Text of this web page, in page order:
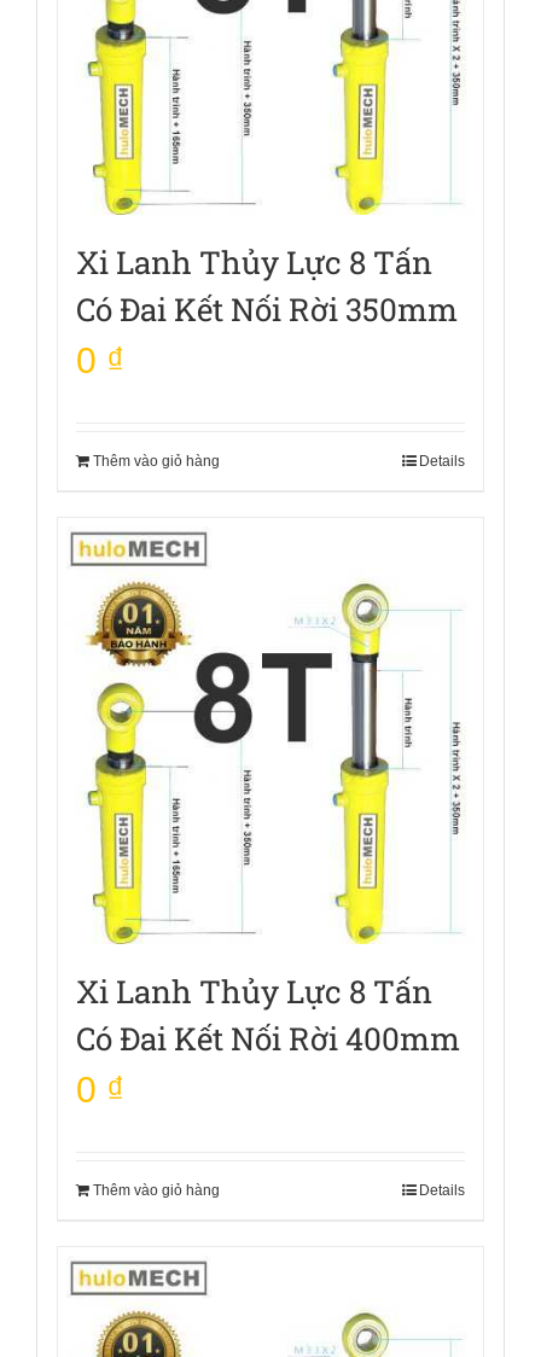
Xi Lanh Thủy Lực 8 Tấn
Có Đai Kết Nối Rời 350mm
0 ₫
Thêm vào giỏ hàng Details
Xi Lanh Thủy Lực 8 Tấn
Có Đai Kết Nối Rời 400mm
0 ₫
Thêm vào giỏ hàng Details